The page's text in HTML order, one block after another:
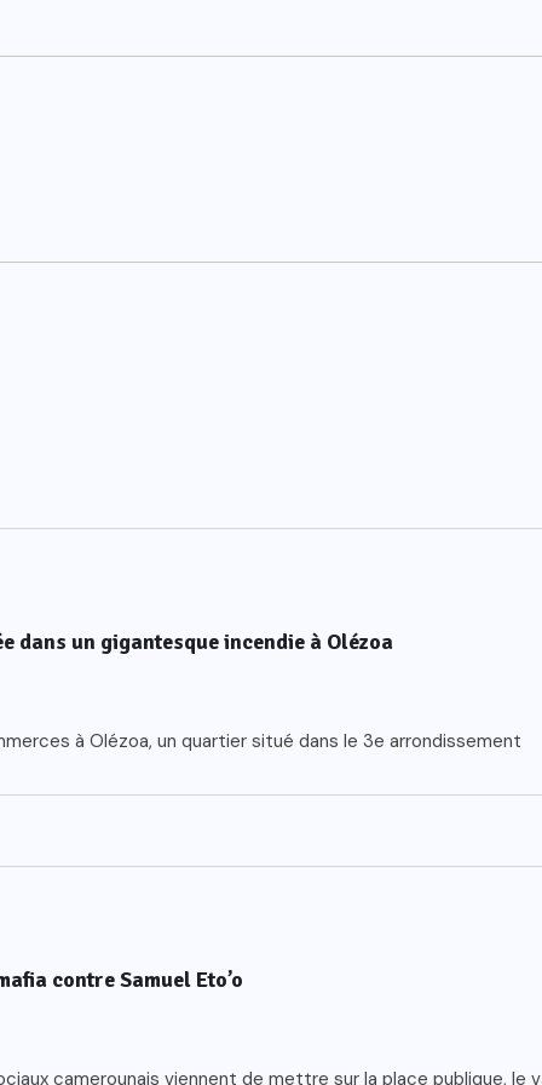
dans un gigantesque incendie à Olézoa
à Olézoa, un quartier situé dans le 3e arrondissement
contre Samuel Eto’o
camerounais viennent de mettre sur la place publique, le